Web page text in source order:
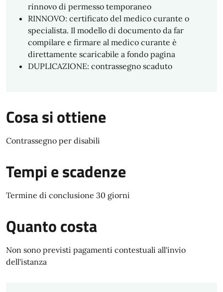
rinnovo di permesso temporaneo
RINNOVO: certificato del medico curante o
specialista. Il modello di documento da far
compilare e firmare al medico curante è
direttamente scaricabile a fondo pagina
DUPLICAZIONE: contrassegno scaduto
Cosa si ottiene
Contrassegno per disabili
Tempi e scadenze
Termine di conclusione 30 giorni
Quanto costa
Non sono previsti pagamenti contestuali all'invio
dell'istanza